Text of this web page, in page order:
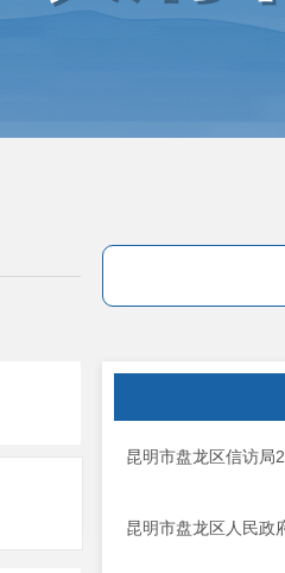
昆明市盘龙区信访局
昆明市盘龙区人民政